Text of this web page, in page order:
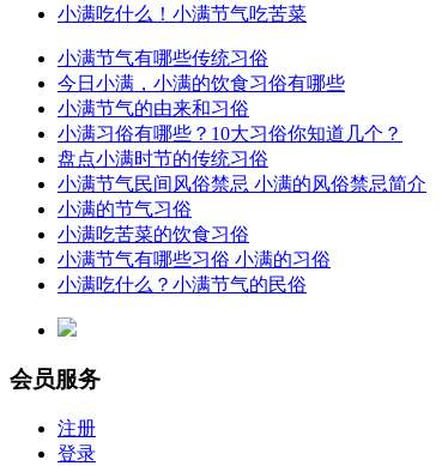
小满吃什么！小满节气吃苦菜
小满节气有哪些传统习俗
今日小满，小满的饮食习俗有哪些
小满节气的由来和习俗
小满习俗有哪些？10大习俗你知道几个？
盘点小满时节的传统习俗
小满节气民间风俗禁忌 小满的风俗禁忌简介
小满的节气习俗
小满吃苦菜的饮食习俗
小满节气有哪些习俗 小满的习俗
小满吃什么？小满节气的民俗
会员服务
注册
登录